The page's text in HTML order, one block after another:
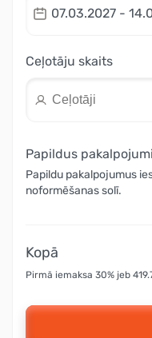
07.03.2027 -
Ceļotāju skaits
Papildus pakalpojumi
Papildu pakalpojumus
noformēšanas solī.
Kopā
Pirmā iemaksa 30% jeb